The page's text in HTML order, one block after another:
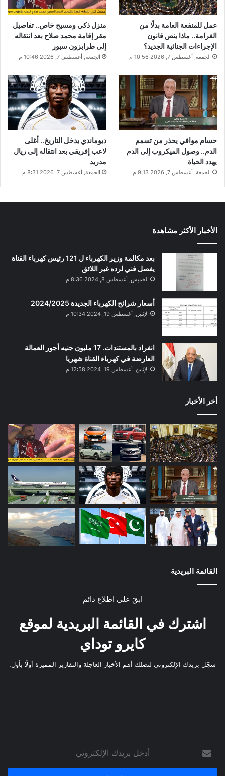
عمل للمنفعة العامة بدلًا من
الغرامة.. ماذا ينص قانون
الإجراءات الجنائية الجديد؟
الجمعة, أغسطس 7, 2026 10:56 م
منزل ذكي ومسبح خاص.. تفاصيل
مقر إقامة محمد صلاح بعد انتقاله
إلى طرابزون سبور
الجمعة, أغسطس 7, 2026 10:46 م
حسام موافي يحذر من تسمم
الدم.. وصول الميكروب إلى الدم
يهدد الحياة
الجمعة, أغسطس 7, 2026 9:13 م
ديوماندي يدخل التاريخ.. أغلى
لاعب إفريقي بعد انتقاله إلى ريال
مدريد
الجمعة, أغسطس 7, 2026 8:31 م
الأخبار الأكثر مشاهدة
بعد مكالمة وزير الكهرباء ل 121 رئيس كهرباء القناة
يفصل فني لرده غير اللائق
الخميس, أغسطس 8, 2024 8:36 م
أسعار شرائح الكهرباء الجديدة 2024/2025
الإثنين, أغسطس 19, 2024 10:34 م
انفراد بالمستندات. 17 مليون جنيه أجور العمالة
العارضة في كهرباء القناة شهريا
الإثنين, أغسطس 19, 2024 12:58 م
أخر الأخبار
القائمة البريدية
ابقَ على اطلاع دائم
اشترك في القائمة البريدية لموقع
كايرو توداي
سجّل بريدك الإلكتروني لتصلك أهم الأخبار العاجلة والتقارير المميزة أولًا بأول.
بريدك
الإلكتروني